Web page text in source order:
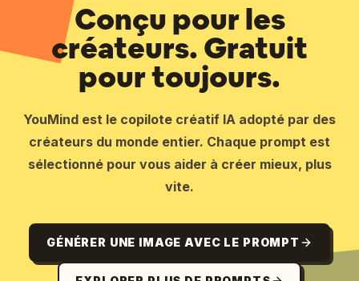
Conçu pour les
créateurs. Gratuit
pour toujours.
YouMind est le copilote créatif IA adopté par des
créateurs du monde entier. Chaque prompt est
sélectionné pour vous aider à créer mieux, plus
vite.
GÉNÉRER UNE IMAGE AVEC LE PROMPT